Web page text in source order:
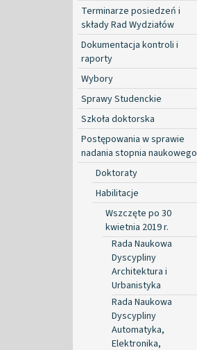
Terminarze posiedzeń i
składy Rad Wydziałów
Dokumentacja kontroli i
raporty
Wybory
Sprawy Studenckie
Szkoła doktorska
Postępowania w sprawie
nadania stopnia naukowego
Doktoraty
Habilitacje
Wszczęte po 30
kwietnia 2019 r.
Rada Naukowa
Dyscypliny
Architektura i
Urbanistyka
Rada Naukowa
Dyscypliny
Automatyka,
Elektronika,